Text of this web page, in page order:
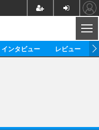
インタビュー レビュー